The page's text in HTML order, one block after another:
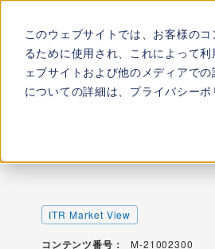
このウェブサイトでは、お客様の
るために使用され、これによって
ェブサイトおよび他のメディアで
についての詳細は、 プライバシーポ
TOP レポート・ライブラリ
ITR Market View
コンテンツ番号： M-21002300